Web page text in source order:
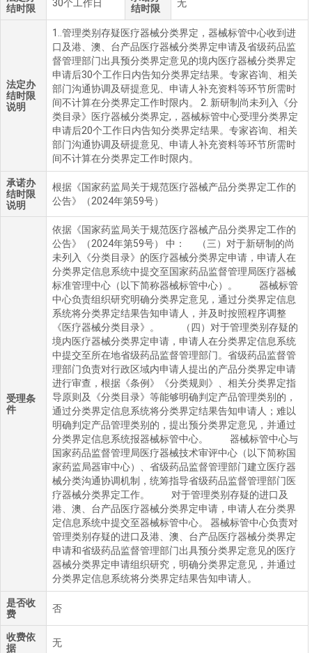
结时限
30个工作日
结时限
无
法定办
结时限
说明
1..管理类别存疑医疗器械分类界定，器械标管中心收到进
口及港、澳、台产品医疗器械分类界定申请及省级药品监
督管理部门出具预分类界定意见的境内医疗器械分类界定
申请后30个工作日内告知分类界定结果。专家咨询、相关
部门沟通协调及研提意见、申请人补充资料等环节所需时
间不计算在分类界定工作时限内。 2. 新研制尚未列入《分
类目录》医疗器械分类界定,，器械标管中心受理分类界定
申请后20个工作日内告知分类界定结果。专家咨询、相关
部门沟通协调及研提意见、申请人补充资料等环节所需时
间不计算在分类界定工作时限内。
承诺办
结时限
说明
根据《国家药监局关于规范医疗器械产品分类界定工作的
公告》（2024年第59号）
受理条
件
依据《国家药监局关于规范医疗器械产品分类界定工作的
公告》（2024年第59号） 中： （三）对于新研制的尚
未列入《分类目录》的医疗器械分类界定申请，申请人在
分类界定信息系统中提交至国家药品监督管理局医疗器械
标准管理中心（以下简称器械标管中心）。 器械标管
中心负责组织研究明确分类界定意见，通过分类界定信息
系统将分类界定结果告知申请人，并及时按照程序调整
《医疗器械分类目录》。 （四）对于管理类别存疑的
境内医疗器械分类界定申请，申请人在分类界定信息系统
中提交至所在地省级药品监督管理部门。省级药品监督管
理部门负责对行政区域内申请人提出的产品分类界定申请
进行审查，根据《条例》《分类规则》、相关分类界定指
导原则及《分类目录》等能够明确判定产品管理类别的，
通过分类界定信息系统将分类界定结果告知申请人；难以
明确判定产品管理类别的，提出预分类界定意见，并通过
分类界定信息系统报器械标管中心。 器械标管中心与
国家药品监督管理局医疗器械技术审评中心（以下简称国
家药监局器审中心）、省级药品监督管理部门建立医疗器
械分类沟通协调机制，统筹指导省级药品监督管理部门医
疗器械分类界定工作。 对于管理类别存疑的进口及
港、澳、台产品医疗器械分类界定申请，申请人在分类界
定信息系统中提交至器械标管中心。 器械标管中心负责对
管理类别存疑的进口及港、澳、台产品医疗器械分类界定
申请和省级药品监督管理部门出具预分类界定意见的医疗
器械分类界定申请组织研究，明确分类界定意见，并通过
分类界定信息系统将分类界定结果告知申请人。
是否收
费
否
收费依
据
无